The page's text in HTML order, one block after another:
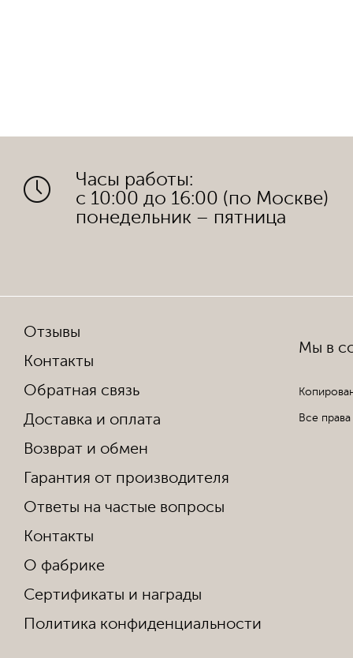
Часы работы:
с 10:00 до 16:00 (по Москве)
понедельник – пятница
Отзывы
Контакты
Обратная связь
Доставка и оплата
Возврат и обмен
Гарантия от производителя
Ответы на частые вопросы
Контакты
О фабрике
Сертификаты и награды
Политика конфиденциальности
Мы в
Все